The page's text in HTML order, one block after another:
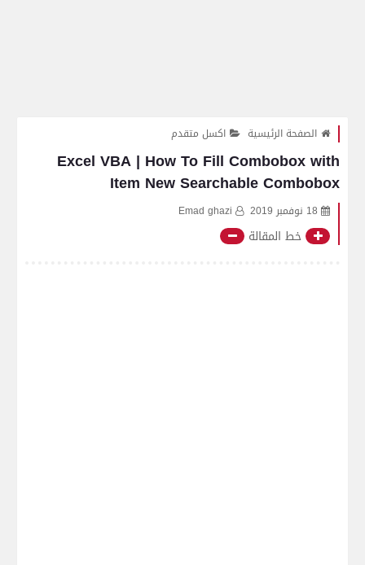
الصفحة الرئيسية اكسل متقدم
Excel VBA | How To Fill Combobox with
Item New Searchable Combobox
18 نوفمبر 2019 Emad ghazi
خط المقالة